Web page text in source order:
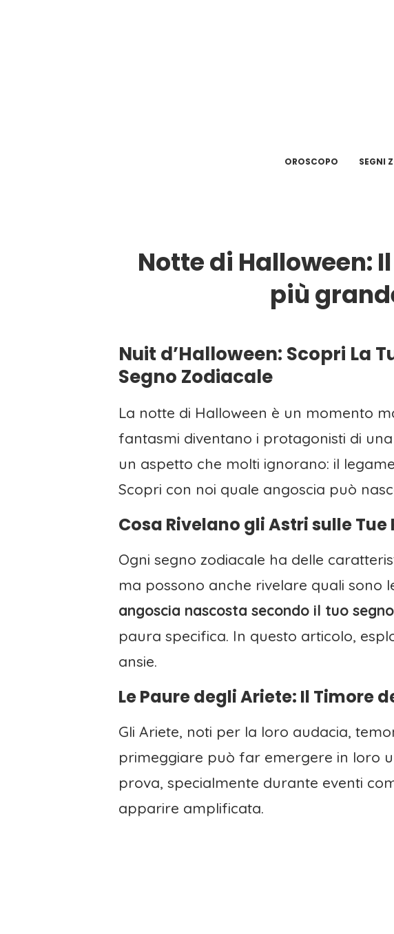
OROSCOPO SEGNI
Notte di Halloween:
più
Nuit d’Halloween: Scopri La
Segno Zodiacale
La notte di Halloween è un momento
fantasmi diventano i protagonisti di
un aspetto che molti ignorano: il
Scopri con noi quale angoscia può
Cosa Rivelano gli Astri sulle Tue
Ogni segno zodiacale ha delle
ma possono anche rivelare quali sono
angoscia nascosta secondo il tuo
paura specifica. In questo articolo,
ansie.
Le Paure degli Ariete: Il Timore
Gli Ariete, noti per la loro audacia,
primeggiare può far emergere in loro
prova, specialmente durante eventi
apparire amplificata.